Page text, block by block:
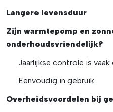
Langere levensduur
Zijn warmtepomp en
onderhoudsvriendelijk?
Jaarlijkse controle is vaak
Eenvoudig in gebruik.
Overheidsvoordelen bij